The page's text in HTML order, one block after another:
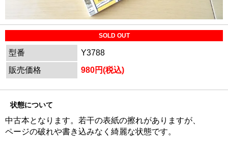
SOLD OUT
型番
Y3788
販売価格
980円(税込)
状態について
中古本となります。若干の表紙の擦れがありますが、
ページの破れや書き込みなく綺麗な状態です。